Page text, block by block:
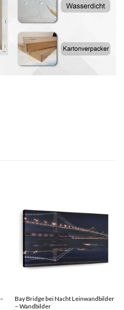
Bay Bridge bei Nacht Leinwandbilder
– Wandbilder